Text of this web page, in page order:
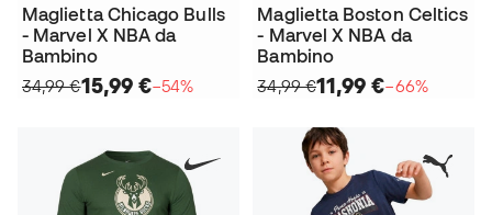
Maglietta Chicago Bulls
- Marvel X NBA da
Bambino
34,99 €15,99 €−54%
Maglietta Boston Celtics
- Marvel X NBA da
Bambino
34,99 €11,99 €−66%